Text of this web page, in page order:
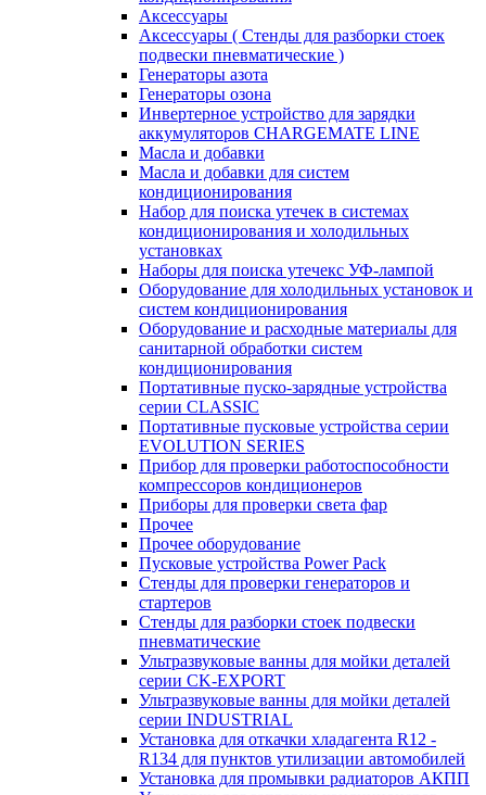
Аксессуары
Аксессуары ( Стенды для разборки стоек
подвески пневматические )
Генераторы азота
Генераторы озона
Инвертерное устройство для зарядки
аккумуляторов CHARGEMATE LINE
Масла и добавки
Масла и добавки для систем
кондиционирования
Набор для поиска утечек в системах
кондиционирования и холодильных
установках
Наборы для поиска утечекс УФ-лампой
Оборудование для холодильных установок и
систем кондиционирования
Оборудование и расходные материалы для
санитарной обработки систем
кондиционирования
Портативные пуско-зарядные устройства
серии CLASSIC
Портативные пусковые устройства серии
EVOLUTION SERIES
Прибор для проверки работоспособности
компрессоров кондиционеров
Приборы для проверки света фар
Прочее
Прочее оборудование
Пусковые устройства Power Pack
Стенды для проверки генераторов и
стартеров
Стенды для разборки стоек подвески
пневматические
Ультразвуковые ванны для мойки деталей
серии CK-EXPORT
Ультразвуковые ванны для мойки деталей
серии INDUSTRIAL
Установка для откачки хладагента R12 -
R134 для пунктов утилизации автомобилей
Установка для промывки радиаторов АКПП